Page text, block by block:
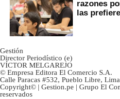
razones
las
Gestión
Director Periodístico (e)
VÍCTOR MELGAREJO
© Empresa Editora El Comercio S.A.
Calle Paracas #532, Pueblo Libre,
Copyright© | Gestion.pe | Grupo El
reservados